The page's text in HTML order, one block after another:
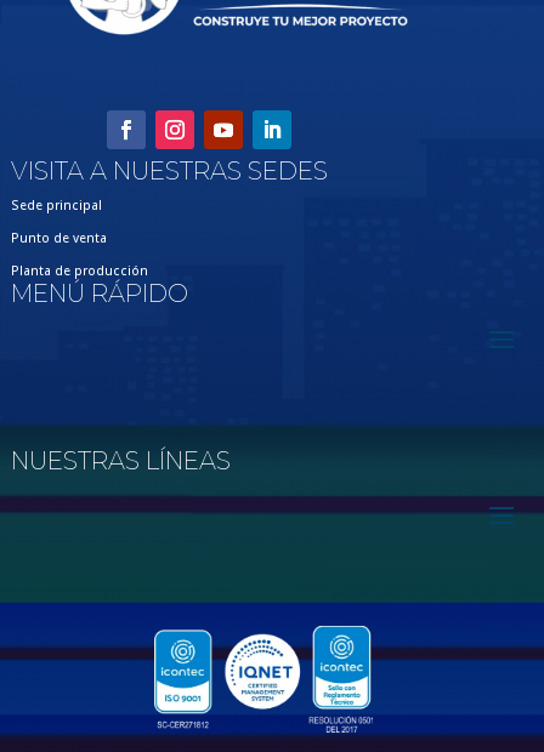
VISITA A NUESTRAS SEDES
Sede principal
Punto de venta
Planta de producción
MENÚ RÁPIDO
NUESTRAS LÍNEAS